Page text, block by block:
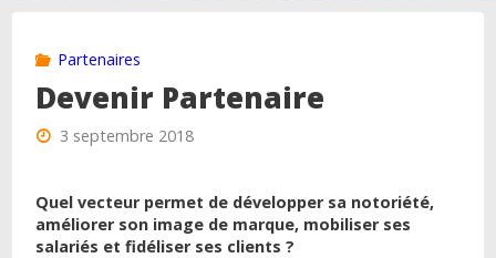
Partenaires
Devenir Partenaire
3 septembre 2018
Quel vecteur permet de développer sa notoriété,
améliorer son image de marque, mobiliser ses
salariés et fidéliser ses clients ?